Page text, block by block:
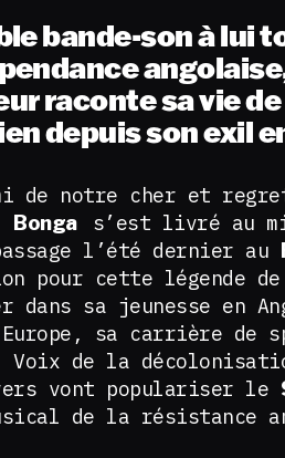
bande-son à lui
raconte sa vie
depuis son exil
de notre cher et
Bonga s’est livré au
l’été dernier au
pour cette légende
dans sa jeunesse en
sa carrière de
Voix de la
vont populariser le
de la résistance